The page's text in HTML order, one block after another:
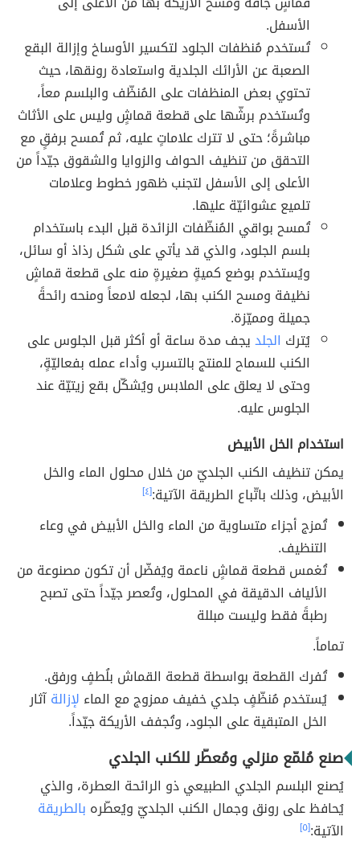
الأسفل.
تُستخدم مُنظفات الجلود لتكسير الأوساخ وإزالة البقع
الصعبة عن الأرائك الجلدية واستعادة رونقها، حيث
تحتوي بعض المنظفات على المُنظّف والبلسم معاً،
وتُستخدم برشّها على قطعة قماشٍ وليس على الأثاث
مباشرةً؛ حتى لا تترك علاماتٍ عليه، ثم تُمسح برفقٍ مع
التحقق من تنظيف الحواف والزوايا والشقوق جيّداً من
الأعلى إلى الأسفل لتجنب ظهور خطوط وعلامات
تلميع عشوائيّة عليها.
تُمسح بواقي المُنظّفات الزائدة قبل البدء باستخدام
بلسم الجلود، والذي قد يأتي على شكل رذاذ أو سائل،
ويُستخدم بوضع كميةٍ صغيرةٍ منه على قطعة قماشٍ
نظيفة ومسح الكنب بها، لجعله لامعاً ومنحه رائحةً
جميلة ومميّزة.
يُترك الجلديجف مدة ساعة أو أكثر قبل الجلوس على
الكنب للسماح للمنتج بالتسرب وأداء عمله بفعاليّةٍ،
وحتى لا يعلق على الملابس ويُشكّل بقع زيتيّة عند
الجلوس عليه.
استخدام الخل الأبيض
يمكن تنظيف الكنب الجلديّ من خلال محلول الماء والخل
الأبيض، وذلك باتّباع الطريقة الآتية:[٤]
تُمزج أجزاء متساوية من الماء والخل الأبيض في وعاء
التنظيف.
تُغمس قطعة قماشٍ ناعمة ويُفضّل أن تكون مصنوعة من
الألياف الدقيقة في المحلول، وتُعصر جيّداً حتى تصبح
رطبةً فقط وليست مبللة
تماماً.
تُفرك القطعة بواسطة قطعة القماش بلُطفٍ ورفق.
يُستخدم مُنظّفٍ جلدي خفيف ممزوج مع الماء لإزالةآثار
الخل المتبقية على الجلود، وتُجفف الأريكة جيّداً.
صنع مُلمّع منزلي ومُعطّر للكنب الجلدي
يُصنع البلسم الجلدي الطبيعي ذو الرائحة العطرة، والذي
يُحافظ على رونق وجمال الكنب الجلديّ ويُعطّره بالطريقة
الآتية:[٥]